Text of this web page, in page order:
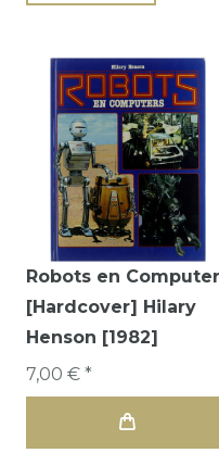
Robots en
[Hardcover] Hilary
Henson [1982]
7,00 € *